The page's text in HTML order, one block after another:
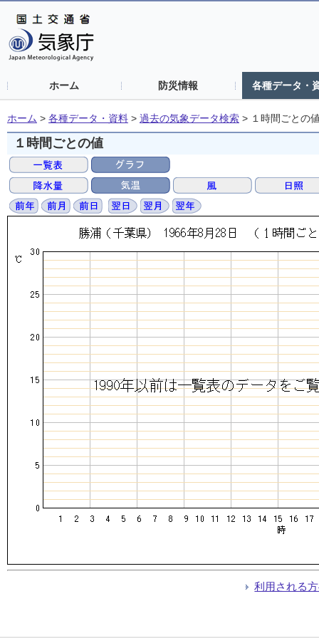
ホーム 防災情報 各種データ・
ホーム > 各種データ・資料 > 過去の気象データ検索 > １時間ごとの
１時間ごとの値
利用される